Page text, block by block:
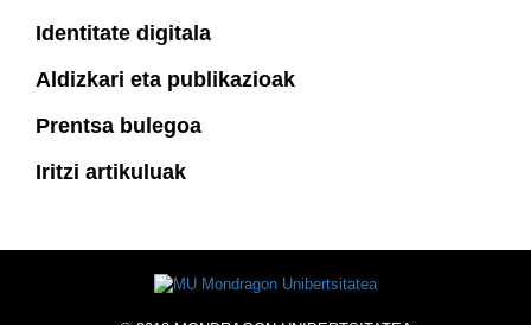
Identitate digitala
Aldizkari eta publikazioak
Prentsa bulegoa
Iritzi artikuluak